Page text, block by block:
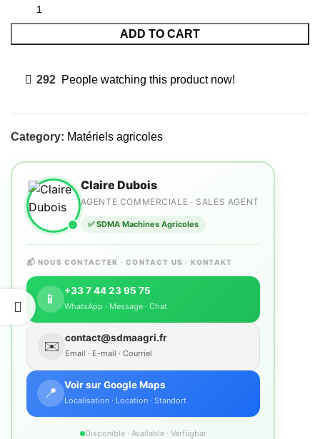
ADD TO CART
292 People watching this product now!
Category: Matériels agricoles
Claire Dubois
AGENTE COMMERCIALE · SALES AGENT
✅ SDMA Machines Agricoles
📬 NOUS CONTACTER · CONTACT US · KONTAKT
📱
+33 7 44 23 95 75
WhatsApp · Message · Chat
✉️
contact@sdmaagri.fr
Email · E-mail · Courriel
📍
Voir sur Google Maps
Localisation · Location · Standort
Disponible · Available · Verfügbar